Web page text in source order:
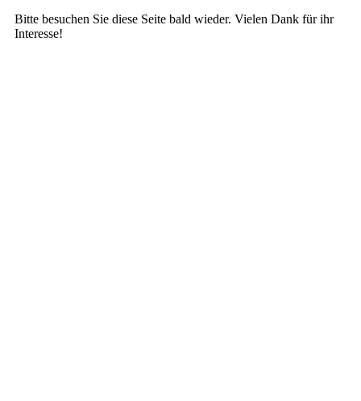
Bitte besuchen Sie diese Seite bald wieder. Vielen Dank für ihr
Interesse!